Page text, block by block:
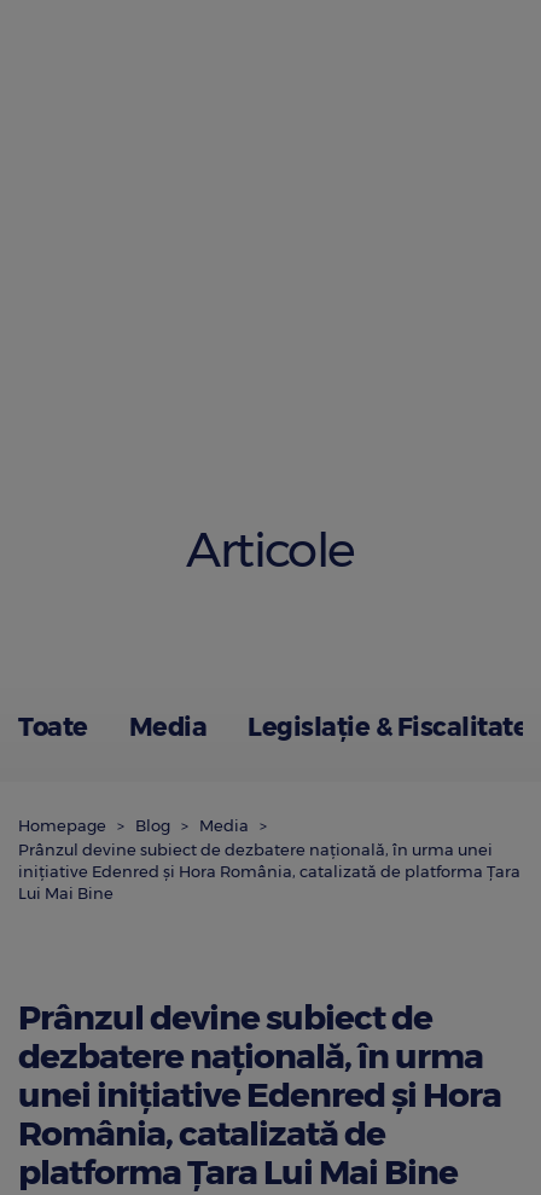
Articole
Toate Media Legislație & Fiscalitate
Homepage Blog
Media
Prânzul devine subiect de dezbatere națională, în urma unei
inițiative Edenred și Hora România, catalizată de platforma Țara
Lui Mai Bine
Prânzul devine subiect de
dezbatere națională, în urma
unei inițiative Edenred și Hora
România, catalizată de
platforma Țara Lui Mai Bine